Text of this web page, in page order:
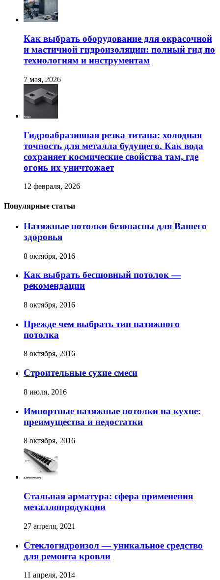
Как выбрать оборудование для окрасочной
и мастичной гидроизоляции: полный гид по
технологиям и инструментам
7 мая, 2026
Гидроабразивная резка титана: холодная
точность для металла будущего. Как вода
сохраняет космические свойства там, где
огонь их уничтожает
12 февраля, 2026
Популярные статьи
Натяжные потолки безопасны для Вашего
здоровья
8 октября, 2016
Как выбрать бесшовный потолок —
рекомендации
8 октября, 2016
Прежде чем выбрать тип натяжного
потолка
8 октября, 2016
Строительные сухие смеси
8 июля, 2016
Импортные натяжные потолки на кухне:
преимущества и недостатки
8 октября, 2016
Стальная арматура: сфера применения
металлопродукции
27 апреля, 2021
Стеклогидроизол — уникальное средство
для ремонта кровли
11 апреля, 2014